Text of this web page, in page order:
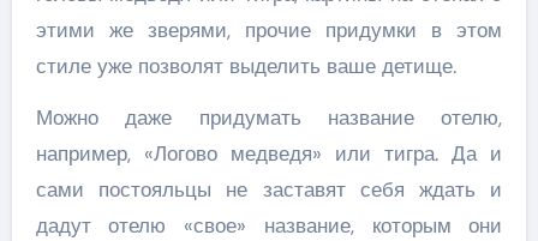
этими же зверями, прочие придумки в этом
стиле уже позволят выделить ваше детище.
Можно даже придумать название отелю,
например, «Логово медведя» или тигра. Да и
сами постояльцы не заставят себя ждать и
дадут отелю «свое» название, которым они